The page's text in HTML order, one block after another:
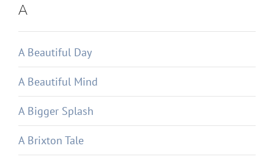
A
A Beautiful Day
A Beautiful Mind
A Bigger Splash
A Brixton Tale